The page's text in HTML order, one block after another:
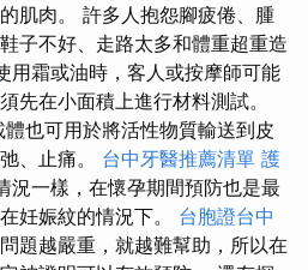
肌肉。 許多人抱怨腳疲倦、腫
子不好、走路太多和體重超重造
用霜或油時，客人或按摩師可能
先在小面積上進行材料測試。
體也可用於將活性物質輸送到皮
、止痛。 台中牙醫推薦清單 護
況一樣，在懷孕期間預防也是最
妊娠紋的情況下。 台胞證台中
題越嚴重，就越難幫助，所以在